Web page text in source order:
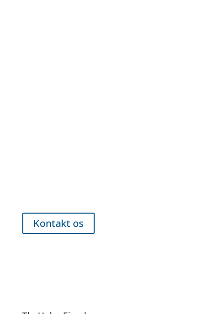
Kontakt os